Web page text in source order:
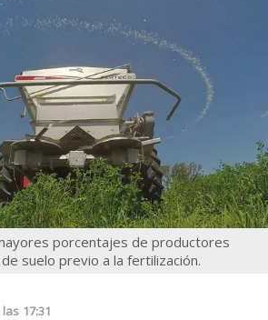
porcentajes de productores
suelo previo a la fertilización.
las 17:31